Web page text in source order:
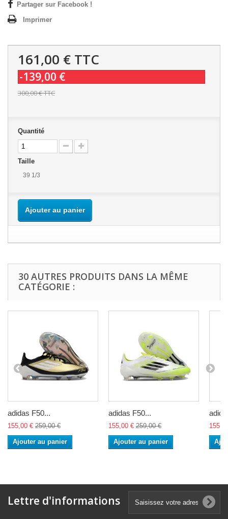
Partager sur Facebook !
Imprimer
161,00 € TTC
-139,00 €
300,00 €TTC
Quantité
Taille
39 1/3
Ajouter au panier
30 AUTRES PRODUITS DANS LA MÊME
CATÉGORIE :
adidas F50...
155,00 € 259,00 €
Ajouter au panier
adidas F50...
155,00 € 259,00 €
Ajouter au panier
Lettre d'informations